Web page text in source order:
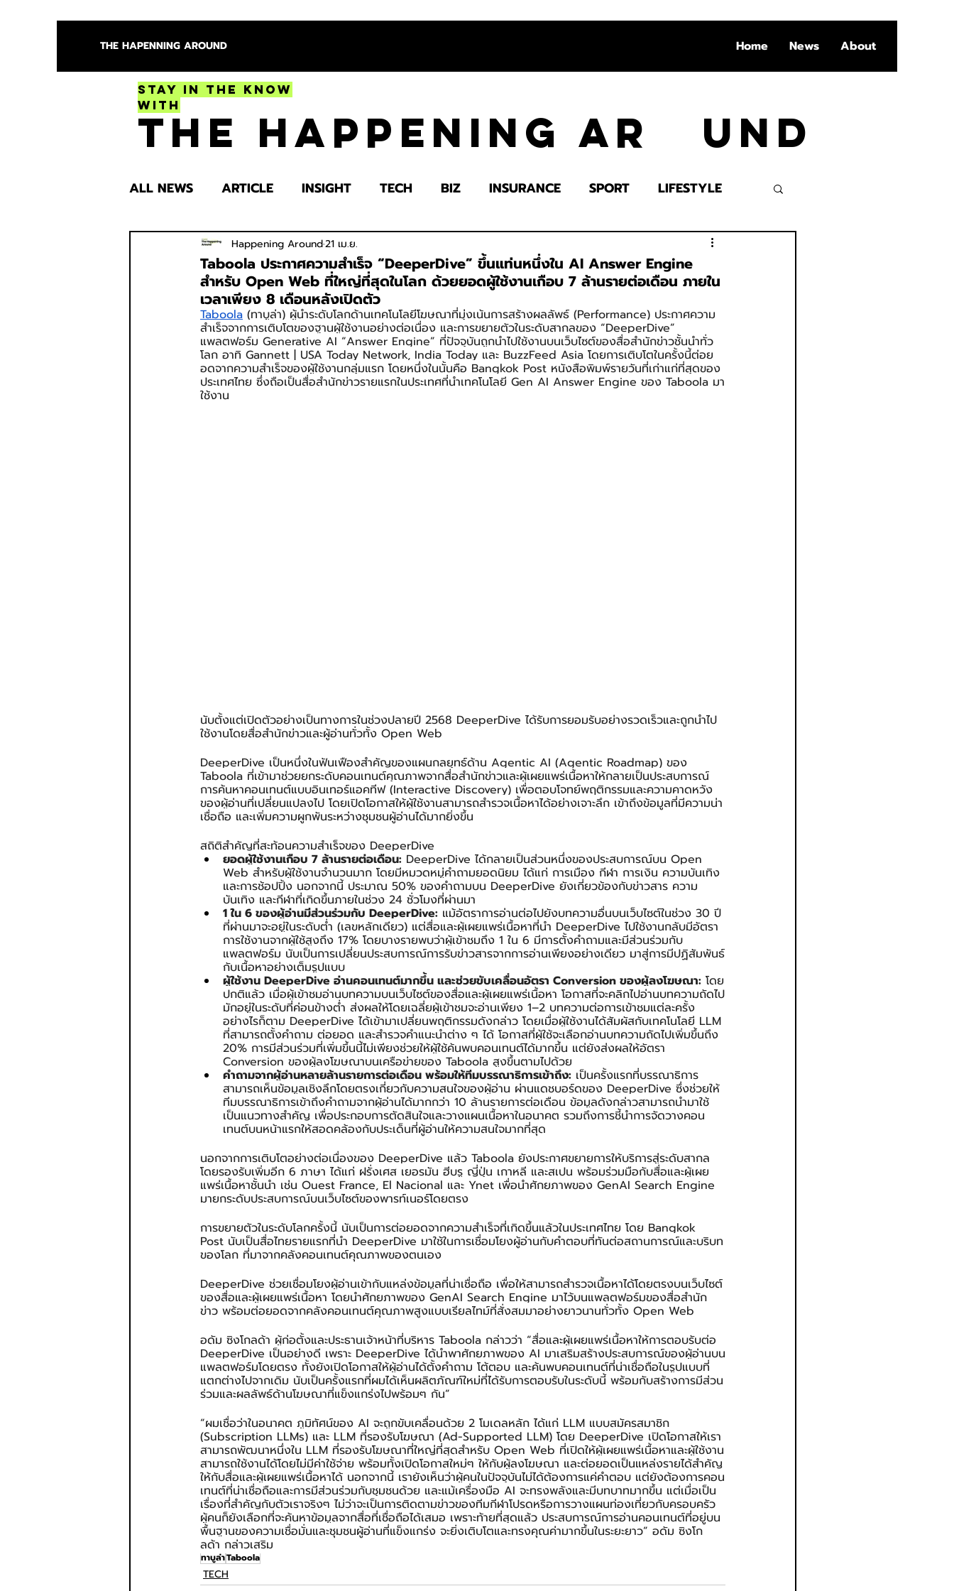
THE HAPENNING AROUND Home News About
Stay in the Know
With
The Happening Ar und
ALL NEWS ARTICLE INSIGHT TECH BIZ INSURANCE SPORT LIFESTYLE
ENTERTAINMENT HEALTH
SPOTLIGHT TRY
Taboola ประกาศความสำเร็จ “DeeperDive” ขึ้นแท่นหนึ่งใน AI Answer Engine
สำหรับ Open Web ที่ใหญ่ที่สุดในโลก ด้วยยอดผู้ใช้งานเกือบ 7 ล้านรายต่อเดือน ภายใน
เวลาเพียง 8 เดือนหลังเปิดตัว
Happening Around21 เม.ย.
Taboola (ทาบูล่า) ผู้นำระดับโลกด้านเทคโนโลยีโฆษณาที่มุ่งเน้นการสร้างผลลัพธ์ (Performance) ประกาศความ
สำเร็จจากการเติบโตของฐานผู้ใช้งานอย่างต่อเนื่อง และการขยายตัวในระดับสากลของ “DeeperDive”
แพลตฟอร์ม Generative AI “Answer Engine” ที่ปัจจุบันถูกนำไปใช้งานบนเว็บไซต์ของสื่อสำนักข่าวชั้นนำทั่ว
โลก อาทิ Gannett | USA Today Network, India Today และ BuzzFeed Asia โดยการเติบโตในครั้งนี้ต่อย
อดจากความสำเร็จของผู้ใช้งานกลุ่มแรก โดยหนึ่งในนั้นคือ Bangkok Post หนังสือพิมพ์รายวันที่เก่าแก่ที่สุดของ
ประเทศไทย ซึ่งถือเป็นสื่อสำนักข่าวรายแรกในประเทศที่นำเทคโนโลยี Gen AI Answer Engine ของ Taboola มา
ใช้งาน
นับตั้งแต่เปิดตัวอย่างเป็นทางการในช่วงปลายปี 2568 DeeperDive ได้รับการยอมรับอย่างรวดเร็วและถูกนำไป
ใช้งานโดยสื่อสำนักข่าวและผู้อ่านทั่วทั้ง Open Web
DeeperDive เป็นหนึ่งในฟันเฟืองสำคัญของแผนกลยุทธ์ด้าน Agentic AI (Agentic Roadmap) ของ
Taboola ที่เข้ามาช่วยยกระดับคอนเทนต์คุณภาพจากสื่อสำนักข่าวและผู้เผยแพร่เนื้อหาให้กลายเป็นประสบการณ์
การค้นหาคอนเทนต์แบบอินเทอร์แอคทีฟ (Interactive Discovery) เพื่อตอบโจทย์พฤติกรรมและความคาดหวัง
ของผู้อ่านที่เปลี่ยนแปลงไป โดยเปิดโอกาสให้ผู้ใช้งานสามารถสำรวจเนื้อหาได้อย่างเจาะลึก เข้าถึงข้อมูลที่มีความน่า
เชื่อถือ และเพิ่มความผูกพันระหว่างชุมชนผู้อ่านได้มากยิ่งขึ้น
สถิติสำคัญที่สะท้อนความสำเร็จของ DeeperDive
ยอดผู้ใช้งานเกือบ 7 ล้านรายต่อเดือน: DeeperDive ได้กลายเป็นส่วนหนึ่งของประสบการณ์บน Open
Web สำหรับผู้ใช้งานจำนวนมาก โดยมีหมวดหมู่คำถามยอดนิยม ได้แก่ การเมือง กีฬา การเงิน ความบันเทิง
และการช้อปปิ้ง นอกจากนี้ ประมาณ 50% ของคำถามบน DeeperDive ยังเกี่ยวข้องกับข่าวสาร ความ
บันเทิง และกีฬาที่เกิดขึ้นภายในช่วง 24 ชั่วโมงที่ผ่านมา
1 ใน 6 ของผู้อ่านมีส่วนร่วมกับ DeeperDive: แม้อัตราการอ่านต่อไปยังบทความอื่นบนเว็บไซต์ในช่วง 30 ปี
ที่ผ่านมาจะอยู่ในระดับต่ำ (เลขหลักเดียว) แต่สื่อและผู้เผยแพร่เนื้อหาที่นำ DeeperDive ไปใช้งานกลับมีอัตรา
การใช้งานจากผู้ใช้สูงถึง 17% โดยบางรายพบว่าผู้เข้าชมถึง 1 ใน 6 มีการตั้งคำถามและมีส่วนร่วมกับ
แพลตฟอร์ม นับเป็นการเปลี่ยนประสบการณ์การรับข่าวสารจากการอ่านเพียงอย่างเดียว มาสู่การมีปฏิสัมพันธ์
กับเนื้อหาอย่างเต็มรูปแบบ
ผู้ใช้งาน DeeperDive อ่านคอนเทนต์มากขึ้น และช่วยขับเคลื่อนอัตรา Conversion ของผู้ลงโฆษณา: โดย
ปกติแล้ว เมื่อผู้เข้าชมอ่านบทความบนเว็บไซต์ของสื่อและผู้เผยแพร่เนื้อหา โอกาสที่จะคลิกไปอ่านบทความถัดไป
มักอยู่ในระดับที่ค่อนข้างต่ำ ส่งผลให้โดยเฉลี่ยผู้เข้าชมจะอ่านเพียง 1–2 บทความต่อการเข้าชมแต่ละครั้ง
อย่างไรก็ตาม DeeperDive ได้เข้ามาเปลี่ยนพฤติกรรมดังกล่าว โดยเมื่อผู้ใช้งานได้สัมผัสกับเทคโนโลยี LLM
ที่สามารถตั้งคำถาม ต่อยอด และสำรวจคำแนะนำต่าง ๆ ได้ โอกาสที่ผู้ใช้จะเลือกอ่านบทความถัดไปเพิ่มขึ้นถึง
20% การมีส่วนร่วมที่เพิ่มขึ้นนี้ไม่เพียงช่วยให้ผู้ใช้ค้นพบคอนเทนต์ได้มากขึ้น แต่ยังส่งผลให้อัตรา
Conversion ของผู้ลงโฆษณาบนเครือข่ายของ Taboola สูงขึ้นตามไปด้วย
คำถามจากผู้อ่านหลายล้านรายการต่อเดือน พร้อมให้ทีมบรรณาธิการเข้าถึง: เป็นครั้งแรกที่บรรณาธิการ
สามารถเห็นข้อมูลเชิงลึกโดยตรงเกี่ยวกับความสนใจของผู้อ่าน ผ่านแดชบอร์ดของ DeeperDive ซึ่งช่วยให้
ทีมบรรณาธิการเข้าถึงคำถามจากผู้อ่านได้มากกว่า 10 ล้านรายการต่อเดือน ข้อมูลดังกล่าวสามารถนำมาใช้
เป็นแนวทางสำคัญ เพื่อประกอบการตัดสินใจและวางแผนเนื้อหาในอนาคต รวมถึงการชี้นำการจัดวางคอน
เทนต์บนหน้าแรกให้สอดคล้องกับประเด็นที่ผู้อ่านให้ความสนใจมากที่สุด
นอกจากการเติบโตอย่างต่อเนื่องของ DeeperDive แล้ว Taboola ยังประกาศขยายการให้บริการสู่ระดับสากล
โดยรองรับเพิ่มอีก 6 ภาษา ได้แก่ ฝรั่งเศส เยอรมัน ฮีบรู ญี่ปุ่น เกาหลี และสเปน พร้อมร่วมมือกับสื่อและผู้เผย
แพร่เนื้อหาชั้นนำ เช่น Ouest France, El Nacional และ Ynet เพื่อนำศักยภาพของ GenAI Search Engine
มายกระดับประสบการณ์บนเว็บไซต์ของพารท์เนอร์โดยตรง
การขยายตัวในระดับโลกครั้งนี้ นับเป็นการต่อยอดจากความสำเร็จที่เกิดขึ้นแล้วในประเทศไทย โดย Bangkok
Post นับเป็นสื่อไทยรายแรกที่นำ DeeperDive มาใช้ในการเชื่อมโยงผู้อ่านกับคำตอบที่ทันต่อสถานการณ์และบริบท
ของโลก ที่มาจากคลังคอนเทนต์คุณภาพของตนเอง
DeeperDive ช่วยเชื่อมโยงผู้อ่านเข้ากับแหล่งข้อมูลที่น่าเชื่อถือ เพื่อให้สามารถสำรวจเนื้อหาได้โดยตรงบนเว็บไซต์
ของสื่อและผู้เผยแพร่เนื้อหา โดยนำศักยภาพของ GenAI Search Engine มาไว้บนแพลตฟอร์มของสื่อสำนัก
ข่าว พร้อมต่อยอดจากคลังคอนเทนต์คุณภาพสูงแบบเรียลไทม์ที่สั่งสมมาอย่างยาวนานทั่วทั้ง Open Web
อดัม ซิงโกลด้า ผู้ก่อตั้งและประธานเจ้าหน้าที่บริหาร Taboola กล่าวว่า “สื่อและผู้เผยแพร่เนื้อหาให้การตอบรับต่อ
DeeperDive เป็นอย่างดี เพราะ DeeperDive ได้นำพาศักยภาพของ AI มาเสริมสร้างประสบการณ์ของผู้อ่านบน
แพลตฟอร์มโดยตรง ทั้งยังเปิดโอกาสให้ผู้อ่านได้ตั้งคำถาม โต้ตอบ และค้นพบคอนเทนต์ที่น่าเชื่อถือในรูปแบบที่
แตกต่างไปจากเดิม นับเป็นครั้งแรกที่ผมได้เห็นผลิตภัณฑ์ใหม่ที่ได้รับการตอบรับในระดับนี้ พร้อมกับสร้างการมีส่วน
ร่วมและผลลัพธ์ด้านโฆษณาที่แข็งแกร่งไปพร้อมๆ กัน”
“ผมเชื่อว่าในอนาคต ภูมิทัศน์ของ AI จะถูกขับเคลื่อนด้วย 2 โมเดลหลัก ได้แก่ LLM แบบสมัครสมาชิก
(Subscription LLMs) และ LLM ที่รองรับโฆษณา (Ad-Supported LLM) โดย DeeperDive เปิดโอกาสให้เรา
สามารถพัฒนาหนึ่งใน LLM ที่รองรับโฆษณาที่ใหญ่ที่สุดสำหรับ Open Web ที่เปิดให้ผู้เผยแพร่เนื้อหาและผู้ใช้งาน
สามารถใช้งานได้โดยไม่มีค่าใช้จ่าย พร้อมทั้งเปิดโอกาสใหม่ๆ ให้กับผู้ลงโฆษณา และต่อยอดเป็นแหล่งรายได้สำคัญ
ให้กับสื่อและผู้เผยแพร่เนื้อหาได้ นอกจากนี้ เรายังเห็นว่าผู้คนในปัจจุบันไม่ได้ต้องการแค่คำตอบ แต่ยังต้องการคอน
เทนต์ที่น่าเชื่อถือและการมีส่วนร่วมกับชุมชนด้วย และแม้เครื่องมือ AI จะทรงพลังและมีบทบาทมากขึ้น แต่เมื่อเป็น
เรื่องที่สำคัญกับตัวเราจริงๆ ไม่ว่าจะเป็นการติดตามข่าวของทีมกีฬาโปรดหรือการวางแผนท่องเที่ยวกับครอบครัว
ผู้คนก็ยังเลือกที่จะค้นหาข้อมูลจากสื่อที่เชื่อถือได้เสมอ เพราะท้ายที่สุดแล้ว ประสบการณ์การอ่านคอนเทนต์ที่อยู่บน
พื้นฐานของความเชื่อมั่นและชุมชนผู้อ่านที่แข็งแกร่ง จะยิ่งเติบโตและทรงคุณค่ามากขึ้นในระยะยาว” อดัม ซิงโก
ลด้า กล่าวเสริม
ทาบูล่าTaboola
TECH